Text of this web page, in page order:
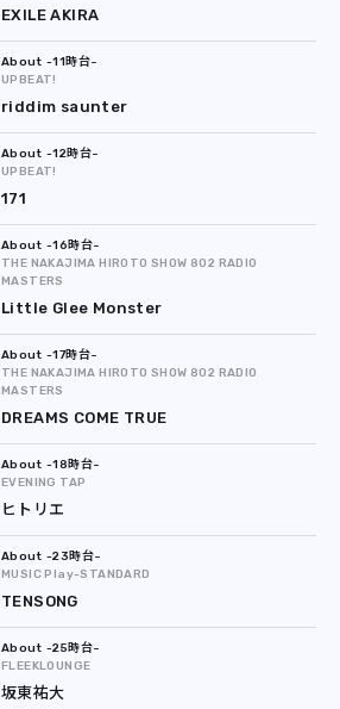
EXILE AKIRA
-11時台
UPBEAT!
riddim saunter
-12時台
UPBEAT!
171
-16時台
THE NAKAJIMA HIROTO SHOW 802 RADIO
MASTERS
Little Glee Monster
-17時台
THE NAKAJIMA HIROTO SHOW 802 RADIO
MASTERS
DREAMS COME TRUE
-18時台
EVENING TAP
ヒトリエ
-23時台
MUSIC Play-STANDARD
TENSONG
-25時台
FLEEKLOUNGE
坂東祐大